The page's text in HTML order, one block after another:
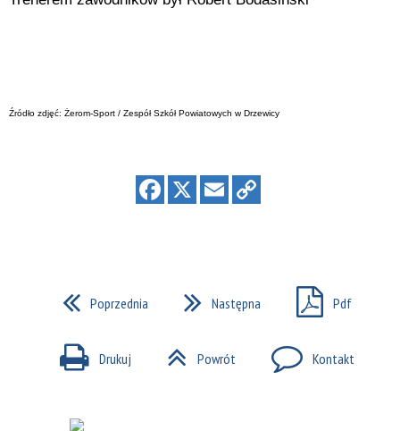
Źródło zdjęć: Żerom-Sport / Zespół Szkół Powiatowych w Drzewicy
Poprzednia Następna Pdf
Drukuj Powrót Kontakt